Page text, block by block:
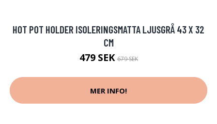
HOT POT HOLDER ISOLERINGSMATTA LJUSGRÅ 43 X 32
CM
479 SEK679 SEK
MER INFO!